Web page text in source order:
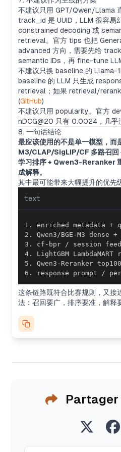
不建议只用 GPT/Qwen/Llama
track_id 是 UUID，LLM 很容易
constrained decoding 或
retrieval。官方 tips 也把
advanced 方向，需要先给
semantic IDs，再 fine-tune
不建议只换 baseline 的 Llama-
baseline 的 LLM 只生成
retrieval；如果 retrieval/rerank
(GitHub)
不建议只用 popularity。官方
nDCG@20 只有 0.0024，几乎
8. 一句话结论
最应该使用的不是单一模型，
M3/CLAP/SigLIP/CF 多路召
学习排序 + Qwen3-Reranker
成解释。
其中最可能带来大幅提升的优先
text
6. response prompt /
这条链路既符合比赛规则，又接
法：召回要广，排序要准，解释
Partager